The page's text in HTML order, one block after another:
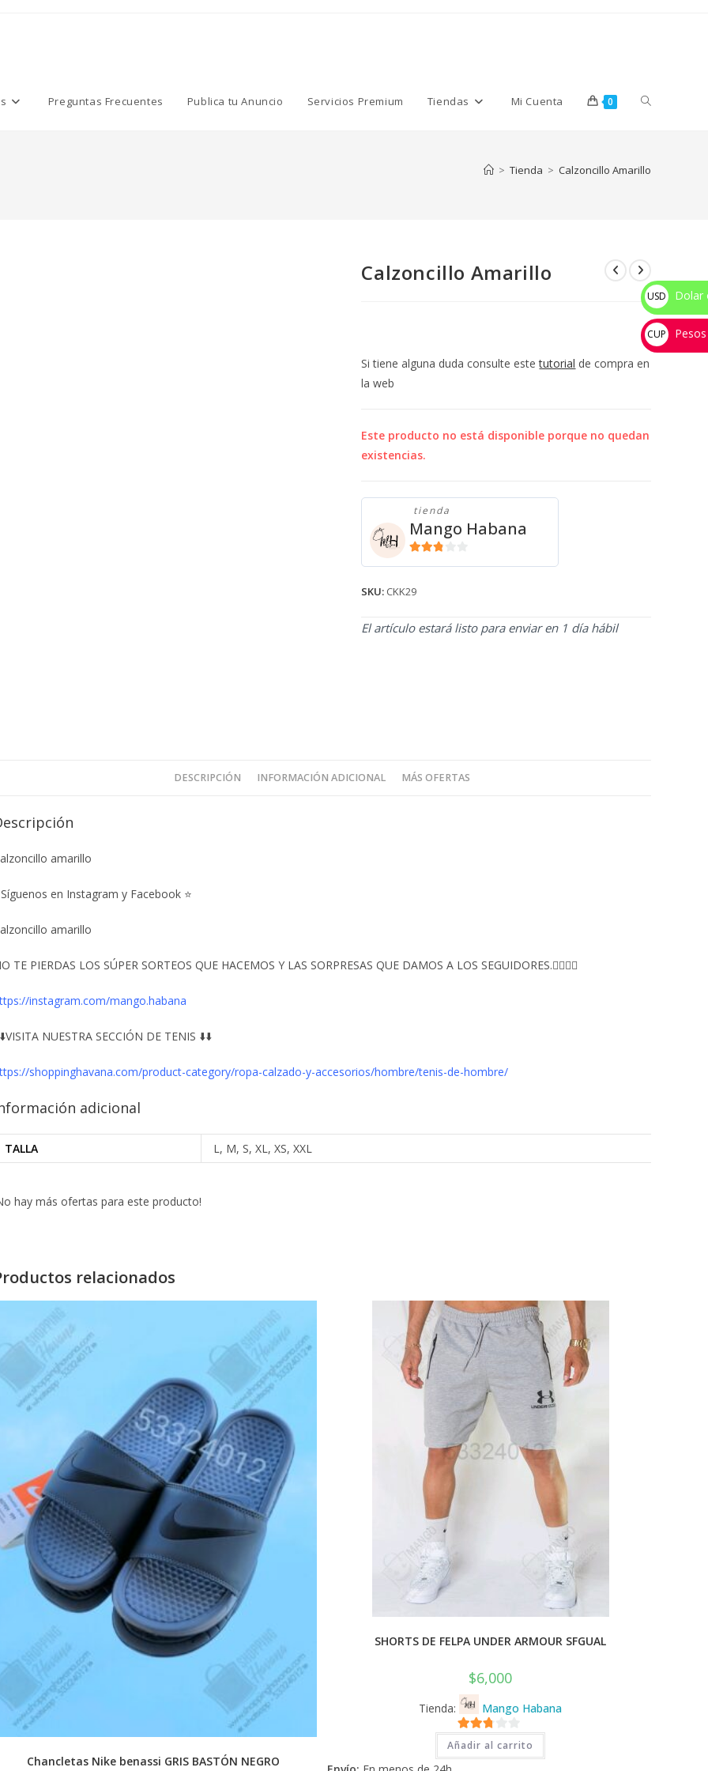
Preguntas Frecuentes Publica tu Anuncio Servicios Premium Tiendas Mi Cuenta 0 Alternar
la
web
> Tienda > Calzoncillo Amarillo
Calzoncillo Amarillo
Si tiene alguna duda consulte estetutorial de compra en
la web
Este producto no está disponible porque no quedan
existencias.
tienda
Mango Habana
SKU: CKK29
El artículo estará listo para enviar en 1 día hábil
DESCRIPCIÓN INFORMACIÓN ADICIONAL MÁS OFERTAS
amarillo
en Instagram y Facebook ⭐
amarillo
TE PIERDAS LOS SÚPER SORTEOS QUE HACEMOS Y LAS SORPRESAS QUE DAMOS A LOS SEGUIDORES.👇🏻👇🏻
instagram.com/mango.habana
NUESTRA SECCIÓN DE TENIS ⬇️⬇️
shoppinghavana.com/product-category/ropa-calzado-y-accesorios/hombre/tenis-de-hombre/
adicional
TALLA L, M, S, XL, XS, XXL
hay más ofertas para este producto!
relacionados
Chancletas Nike benassi GRIS BASTÓN NEGRO
SHORTS DE FELPA UNDER ARMOUR SFGUAL
$6,000
Tienda: Mango Habana
2.71
de 5
Añadir al carrito
USD
$
Dolar
CUP
💰
Pesos